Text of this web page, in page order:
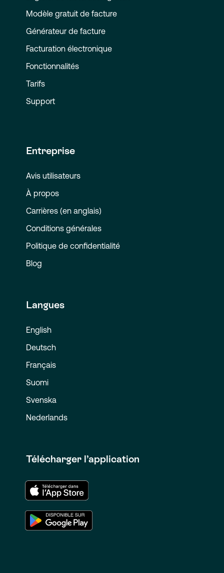
Modèle gratuit de facture
Générateur de facture
Facturation électronique
Fonctionnalités
Tarifs
Support
Entreprise
Avis utilisateurs
À propos
Carrières (en anglais)
Conditions générales
Politique de confidentialité
Blog
Langues
English
Deutsch
Français
Suomi
Svenska
Nederlands
Télécharger l’application